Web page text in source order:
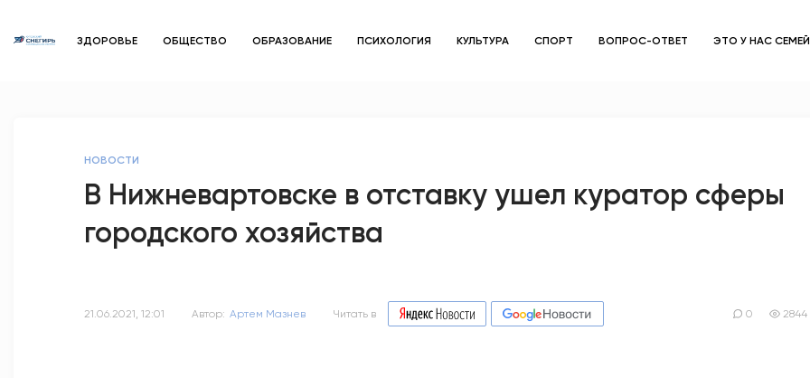
ЗДОРОВЬЕ ОБЩЕСТВО ОБРАЗОВАНИЕ ПСИХОЛОГИЯ КУЛЬТУРА СПОРТ ВОПРОС-ОТВЕТ ЭТО У НАС
СПОРТ
НОВОСТИ
В Нижневартовске в отставку ушел куратор сферы
городского хозяйства
21.06.2021, 12:01 Автор: Артем Мазнев Читать в 0 2844